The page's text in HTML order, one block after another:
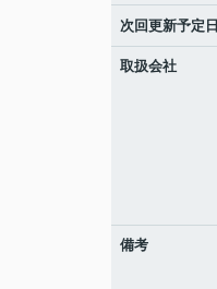
次回更新予定日
取扱会社
備考